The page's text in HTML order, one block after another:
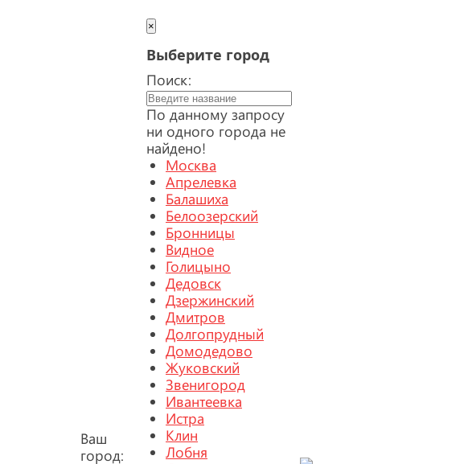
Ваш
город:
×
Выберите город
Поиск:
По данному запросу
ни одного города не
найдено!
Москва
Апрелевка
Балашиха
Белоозерский
Бронницы
Видное
Голицыно
Дедовск
Дзержинский
Дмитров
Долгопрудный
Домодедово
Жуковский
Звенигород
Ивантеевка
Истра
Клин
Лобня